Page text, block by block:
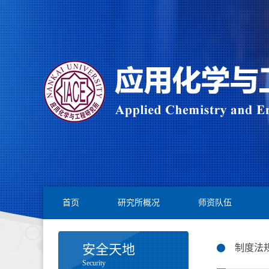
首页 研究所概况 师资队伍
安全天地
Security
制度法